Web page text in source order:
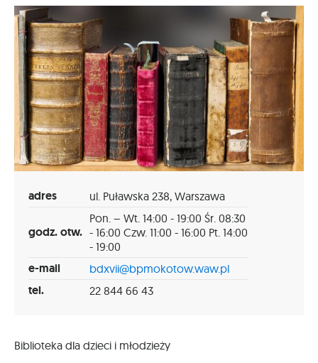
adres ul. Puławska 238, Warszawa
godz. otw.
Pon. – Wt. 14:00 - 19:00 Śr. 08:30
- 16:00 Czw. 11:00 - 16:00 Pt. 14:00
- 19:00
e-mail bdxvii@bpmokotow.waw.pl
tel. 22 844 66 43
Biblioteka dla dzieci i młodzieży